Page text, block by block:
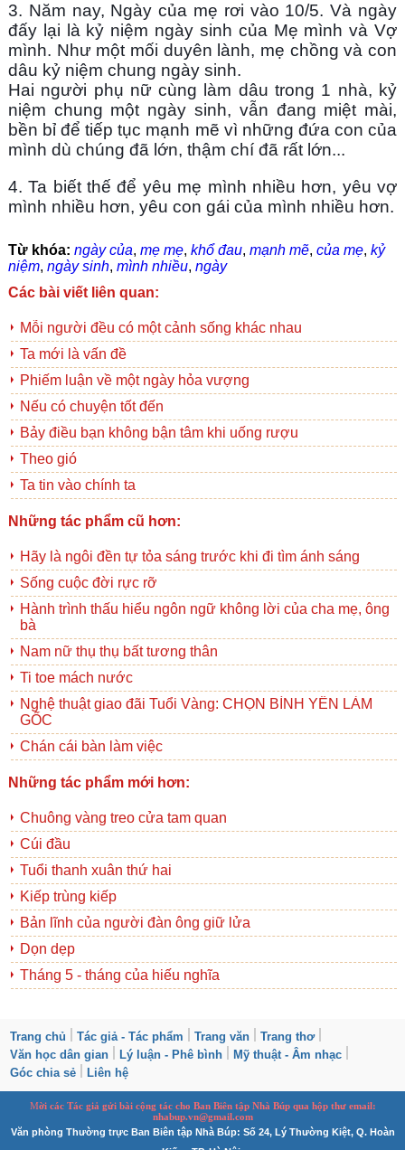
3. Năm nay, Ngày của mẹ rơi vào 10/5. Và ngày
đấy lại là kỷ niệm ngày sinh của Mẹ mình và Vợ
mình. Như một mối duyên lành, mẹ chồng và con
dâu kỷ niệm chung ngày sinh.
Hai người phụ nữ cùng làm dâu trong 1 nhà, kỷ
niệm chung một ngày sinh, vẫn đang miệt mài,
bền bỉ để tiếp tục mạnh mẽ vì những đứa con của
mình dù chúng đã lớn, thậm chí đã rất lớn...
4. Ta biết thế để yêu mẹ mình nhiều hơn, yêu vợ
mình nhiều hơn, yêu con gái của mình nhiều hơn.
Từ khóa: ngày của, mẹ mẹ, khổ đau, mạnh mẽ, của mẹ, kỷ
niệm, ngày sinh, mình nhiều, ngày
Các bài viết liên quan:
Mỗi người đều có một cảnh sống khác nhau
Ta mới là vấn đề
Phiếm luận về một ngày hỏa vượng
Nếu có chuyện tốt đến
Bảy điều bạn không bận tâm khi uống rượu
Theo gió
Ta tin vào chính ta
Những tác phẩm cũ hơn:
Hãy là ngôi đền tự tỏa sáng trước khi đi tìm ánh sáng
Sống cuộc đời rực rỡ
Hành trình thấu hiểu ngôn ngữ không lời của cha mẹ, ông
bà
Nam nữ thụ thụ bất tương thân
Ti toe mách nước
Nghệ thuật giao đãi Tuổi Vàng: CHỌN BÌNH YÊN LÀM
GỐC
Chán cái bàn làm việc
Những tác phẩm mới hơn:
Chuông vàng treo cửa tam quan
Cúi đầu
Tuổi thanh xuân thứ hai
Kiếp trùng kiếp
Bản lĩnh của người đàn ông giữ lửa
Dọn dẹp
Tháng 5 - tháng của hiếu nghĩa
Trang chủ Tác giả - Tác phẩm Trang văn
Trang thơ
Văn học dân gian
Lý luận - Phê bình
Mỹ thuật - Âm nhạc
Góc chia sẻ
Liên hệ
Mời các Tác giả gửi bài cộng táccho Ban Biên tập Nhà Búp qua hộp thư email:
nhabup.vn@gmail.com
Văn phòng Thường trực Ban Biên tập Nhà Búp: Số 24, Lý Thường Kiệt, Q. Hoàn